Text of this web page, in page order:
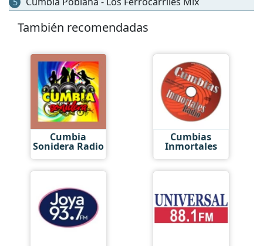
También recomendadas
Cumbia
Sonidera Radio
Cumbias
Inmortales